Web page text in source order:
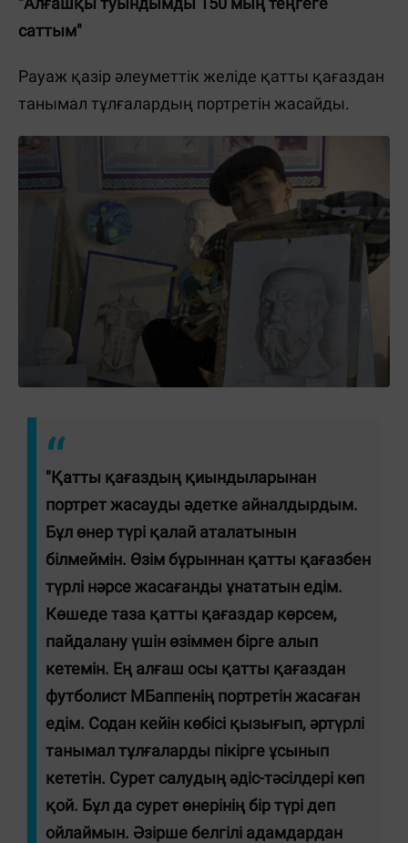
саттым"
Рауаж қазір әлеуметтік желіде қатты қағаздан
танымал тұлғалардың портретін жасайды.
"Қатты қағаздың қиындыларынан
портрет жасауды әдетке айналдырдым.
Бұл өнер түрі қалай аталатынын
білмеймін. Өзім бұрыннан қатты қағазбен
түрлі нәрсе жасағанды ұнататын едім.
Көшеде таза қатты қағаздар көрсем,
пайдалану үшін өзіммен бірге алып
кетемін. Ең алғаш осы қатты қағаздан
футболист МБаппенің портретін жасаған
едім. Содан кейін көбісі қызығып, әртүрлі
танымал тұлғаларды пікірге ұсынып
кететін. Сурет салудың әдіс-тәсілдері көп
қой. Бұл да сурет өнерінің бір түрі деп
ойлаймын. Әзірше белгілі адамдардан